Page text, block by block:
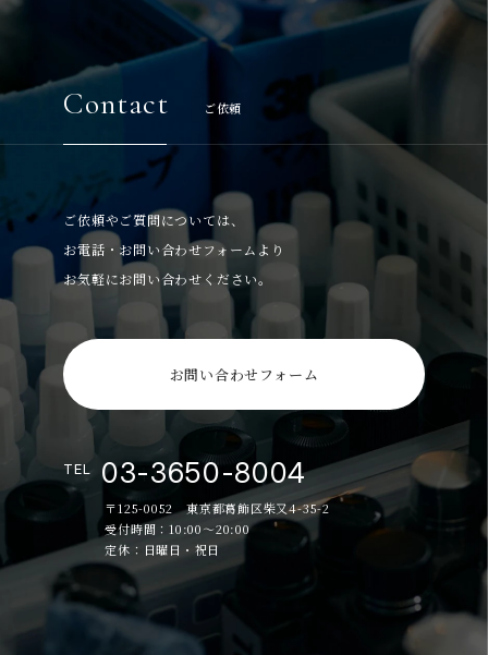
Contact ご依頼
ご依頼やご質問については、
お電話・お問い合わせフォームより
お気軽にお問い合わせください。
お問い合わせフォーム
TEL 03-3650-8004
〒125-0052 東京都葛飾区柴又4-35-2
受付時間：10:00～20:00
定休：日曜日・祝日